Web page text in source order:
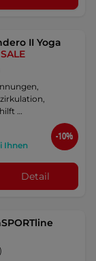
II Yoga
SALE
…
Ihnen
-10%
Detail